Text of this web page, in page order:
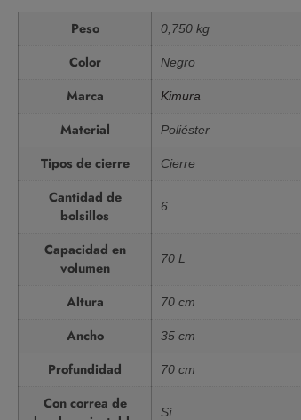
Peso 0,750 kg
Color Negro
Marca Kimura
Material Poliéster
Tipos de cierre Cierre
Cantidad de
bolsillos
6
Capacidad en
volumen
70 L
Altura 70 cm
Ancho 35 cm
Profundidad 70 cm
Con correa de
Sí